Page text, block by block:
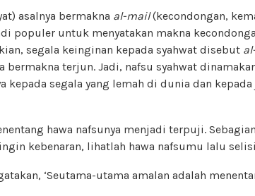
asalnya bermakna al-mail(kecondongan,
populer untuk menyatakan makna
segala keinginan kepada syahwat disebut
bermakna terjun. Jadi, nafsu syahwat
kepada segala yang lemah di dunia dan
hawa nafsunya menjadi terpuji.
kebenaran, lihatlah hawa nafsumu lalu
‘Seutama-utama amalan adalah